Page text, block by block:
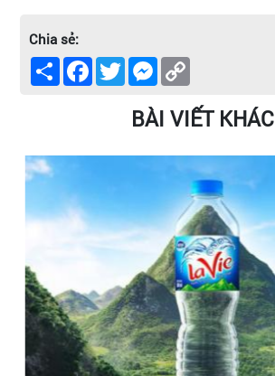
Chia sẻ:
Share Facebook
TwitterMessenger
BÀI VIẾT KHÁC